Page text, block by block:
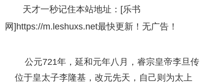
天才一秒记住本站地址：[乐书
网]https://m.leshuxs.net最快更新！无广告！
公元721年，延和元年八月，睿宗皇帝李旦传
位于皇太子李隆基，改元先天，自己则为太上